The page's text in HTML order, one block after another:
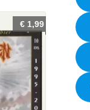
€ 1,99